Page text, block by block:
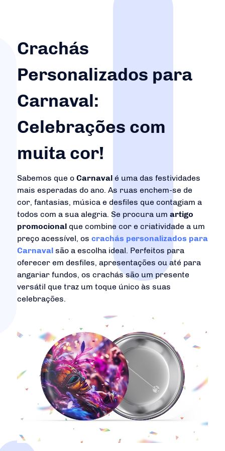
Crachás
Personalizados para
Carnaval:
Celebrações com
muita cor!
Sabemos que o Carnaval é uma das festividades
mais esperadas do ano. As ruas enchem-se de
cor, fantasias, música e desfiles que contagiam a
todos com a sua alegria. Se procura um artigo
promocional que combine cor e criatividade a um
preço acessível, os crachás personalizados para
Carnaval são a escolha ideal. Perfeitos para
oferecer em desfiles, apresentações ou até para
angariar fundos, os crachás são um presente
versátil que traz um toque único às suas
celebrações.